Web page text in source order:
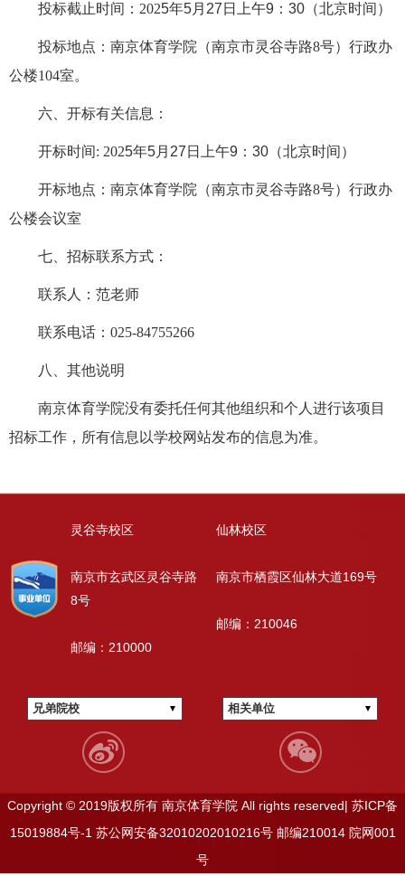
投标截止时间： 2025年5月 27 日上午9 ： 30（北京时间）
投标地点：南京体育学院（南京市灵谷寺路8号）行政办
公楼104室。
六、开标有关信息：
开标时间: 2025年5月 27 日上午9 ： 30（北京时间）
开标地点：南京体育学院（南京市灵谷寺路8号）行政办
公楼会议室
七、招标联系方式：
联系 人： 范老师
联系电话： 025-84755266
八、其他说明
南京体育学院没有委托任何其他组织和个人进行该项目
招标工作，所有信息以学校网站发布的信息为准。
灵谷寺校区
南京市玄武区灵谷寺路
8号
邮编：210000
仙林校区
南京市栖霞区仙林大道169号
邮编：210046
兄弟院校 相关单位
Copyright © 2019版权所有 南京体育学院 All rights reserved| 苏ICP备
15019884号-1苏公网安备32010202010216号邮编210014院网001
号